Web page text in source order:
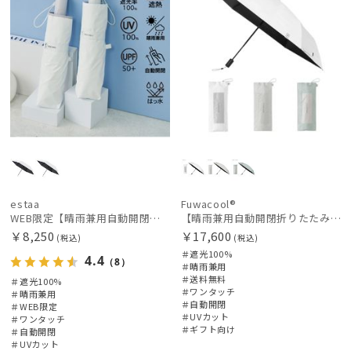
estaa
WEB限定【晴雨兼用自動開閉日傘】エスタ(estaa)REIKYAKUパラソル 55㎝ ラディクール 遮光100 UV100 ワンタッチ開閉
￥8,250 (税込)
4.4 （8）
＃遮光100%
＃晴雨兼用
＃WEB限定
＃ワンタッチ
＃自動開閉
＃UVカット
Fuwacool®
【晴雨兼用自動開閉折りたたみ日傘】フワクール®（Fuwacool®）ワンポイントロゴ 遮光100 UV100 ワンタッチ開閉
￥17,600 (税込)
＃遮光100%
＃晴雨兼用
＃送料無料
＃ワンタッチ
＃自動開閉
＃UVカット
＃ギフト向け